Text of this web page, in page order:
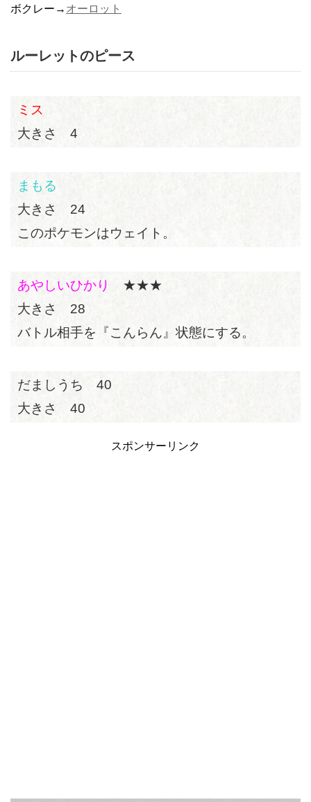
ボクレー→ オーロット
ルーレットのピース
ミス
大きさ 4
まもる
大きさ 24
このポケモンはウェイト。
あやしいひかり
★★★
大きさ 28
バトル相手を『こんらん』状態にする。
だましうち 40
大きさ 40
スポンサーリンク